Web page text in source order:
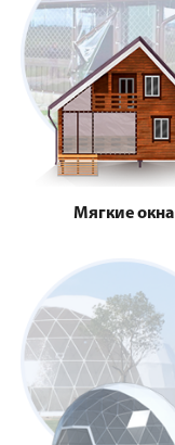
Мягкие окна